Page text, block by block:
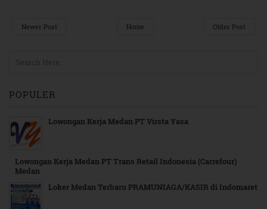
Newer Post Older Post
Home
POPULER
Lowongan Kerja Medan PT Virsta Yasa
Lowongan Kerja Medan PT Trans Retail Indonesia (Carrefour)
Medan
Loker Medan Terbaru PRAMUNIAGA/KASIR di Indomaret